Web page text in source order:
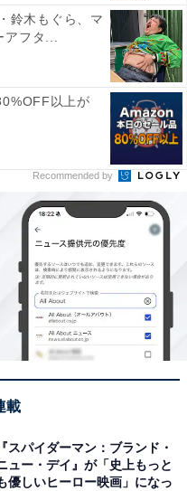
鈴木もぐら、マ
アフタ...
以上が
Recommended by
載
『スパイダーマン：ブランド・
ュー・デイ』が「史上もっと
優しいヒーロー映画」になっ